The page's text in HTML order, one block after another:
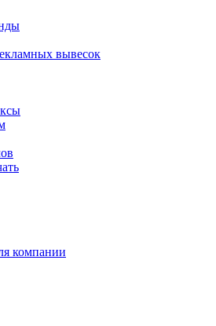
вывесок
компании